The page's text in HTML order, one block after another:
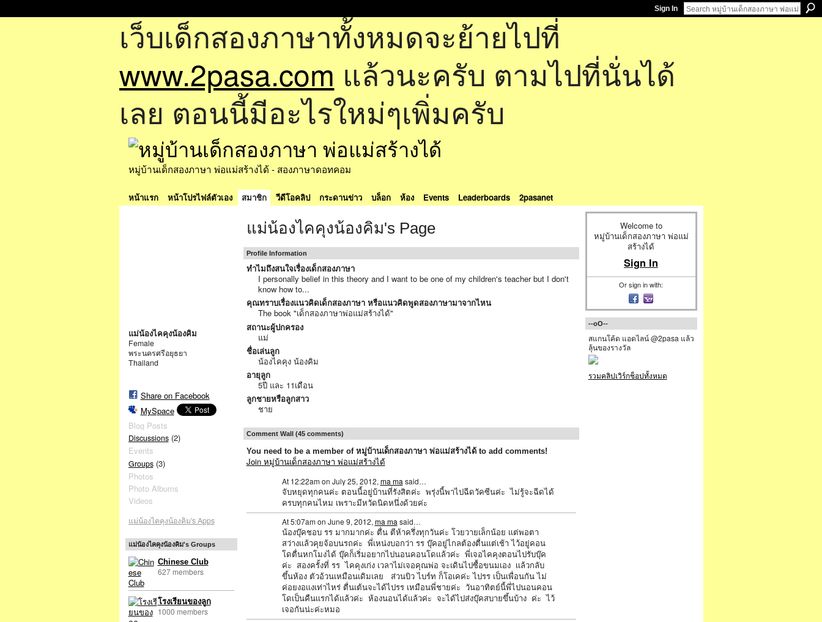
Sign In
เว็บเด็กสองภาษาทั้งหมดจะย้ายไปที่
www.2pasa.com แล้วนะครับ ตามไปที่นั่นได้
เลย ตอนนี้มีอะไรใหม่ๆเพิ่มครับ
หมู่บ้านเด็กสองภาษา พ่อแม่สร้างได้ - สองภาษาดอทคอม
หน้าแรก หน้าโปรไฟล์ตัวเอง สมาชิก วีดีโอคลิป กระดานข่าว บล็อก ห้อง Events Leaderboards 2pasanet
แม่น้องไคคุงน้องคิม
Female
พระนครศรีอยุธยา
Thailand
Share on Facebook
MySpace
Blog Posts
Discussions(2)
Events
Groups(3)
Photos
Photo Albums
Videos
แม่น้องไคคุงน้องคิม's Apps
แม่น้องไคคุงน้องคิม's Groups
Chinese Club
627 members
โรงเรียนของลูก
1000 members
แม่น้องไคคุงน้องคิม's Page
Profile Information
ทำไมถึงสนใจเรื่องเด็กสองภาษา
I personally belief in this theory and I want to be one of my children's teacher but I don't
know how to...
คุณทราบเรื่องแนวคิดเด็กสองภาษา หรือแนวคิดพูดสองภาษามาจากไหน
The book "เด็กสองภาษาพ่อแม่สร้างได้"
สถานะผู้ปกครอง
แม่
ชื่อเล่นลูก
น้องไคคุง น้องคิม
อายุลูก
5ปี และ 11เดือน
ลูกชายหรือลูกสาว
ชาย
Comment Wall (45 comments)
You need to be a member of หมู่บ้านเด็กสองภาษา พ่อแม่สร้างได้ to add comments!
Join หมู่บ้านเด็กสองภาษา พ่อแม่สร้างได้
At 12:22am on July 25, 2012, ma ma said…
จับหยุดทุกคนค่ะ ตอนนี้อยู่บ้านที่รังสิตค่ะ พรุ่งนี้พาไปฉีดวัคซีนค่ะ ไม่รู้จะฉีดได้
ครบทุกคนไหม เพราะมีหวัดนิดหนึ่งด้วยค่ะ
At 5:07am on June 9, 2012, ma ma said…
น้องบุ๊คชอบ รร มากมากค่ะ ตื่น ตีห้าครึ่งทุกวันค่ะ โวยวายเล็กน้อย เเต่พอตา
สว่างเเล้วคุยจ้อบนรถค่ะ พี่เหน่งบอกว่า รร บุ๊คอยู่ไกลต้องตื่นเเต่เช้า ไว้อยู่คอน
โดตื่นหกโมงได้ บุ๊คก็เริ่มอยากไปนอนคอนโดเเล้วค่ะ พี่เจอไคคุงตอนไปรับบุ๊ค
ค่ะ สองครั้งที่ รร ไคคุงเก่ง เวลาไม่เจอคุณพ่อ จะเดินไปซื้อขนมเอง เเล้วกลับ
ขึ้นห้อง ตัวอ้วนเหมือนเดิมเลย ส่วนบิว ไบร์ท ก็โอเคค่ะ ไปรร เป็นเพื่อนกัน ไม่
ค่อยงอเเงเท่าไหร่ ตื่นเต้นจะได้ไปรร เหมือนพี่ชายค่ะ วันอาทิตย์นี้พี่ไปนอนคอน
โดเป็นคืนเเรกได้เเล้วค่ะ ห้องนอนได้เเล้วค่ะ จะได้ไปส่งบุ๊คสบายขึ้นบ้าง ค่ะ ไว้
เจอกันน่ะค่ะหมอ
Welcome to
หมู่บ้านเด็กสองภาษา พ่อแม่
สร้างได้
Sign In
Or sign in with:
--oO--
สแกนโค้ด แอดไลน์ @2pasa แล้ว
ลุ้นของรางวัล
รวมคลิปเวิร์กช็อปทั้งหมด